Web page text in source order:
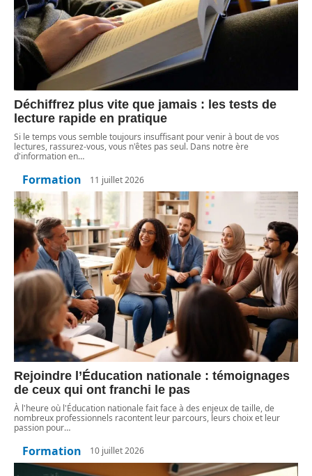
Déchiffrez plus vite que jamais : les tests de
lecture rapide en pratique
Si le temps vous semble toujours insuffisant pour venir à bout de vos
lectures, rassurez-vous, vous n'êtes pas seul. Dans notre ère
d'information en…
Formation 11 juillet 2026
Rejoindre l’Éducation nationale : témoignages
de ceux qui ont franchi le pas
À l'heure où l'Éducation nationale fait face à des enjeux de taille, de
nombreux professionnels racontent leur parcours, leurs choix et leur
passion pour…
Formation 10 juillet 2026